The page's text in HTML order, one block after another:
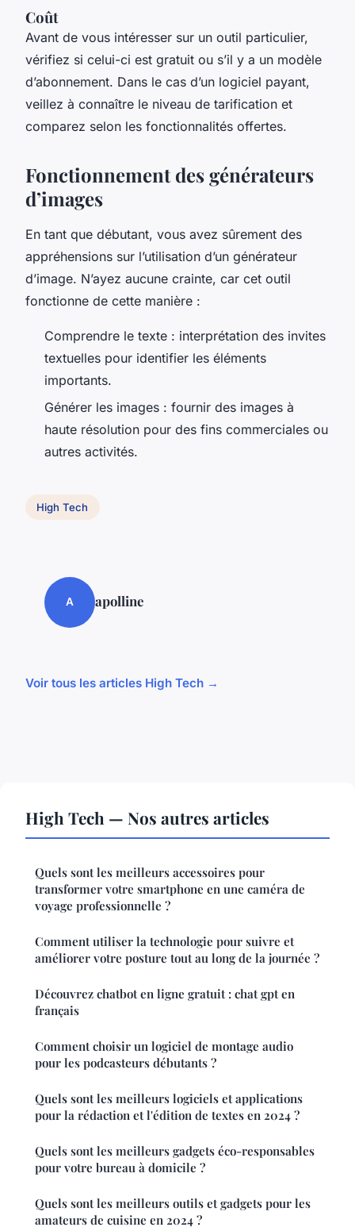
Coût
Avant de vous intéresser sur un outil particulier,
vérifiez si celui-ci est gratuit ou s’il y a un modèle
d’abonnement. Dans le cas d’un logiciel payant,
veillez à connaître le niveau de tarification et
comparez selon les fonctionnalités offertes.
Fonctionnement des générateurs
d’images
En tant que débutant, vous avez sûrement des
appréhensions sur l’utilisation d’un générateur
d’image. N’ayez aucune crainte, car cet outil
fonctionne de cette manière :
Comprendre le texte : interprétation des invites
textuelles pour identifier les éléments
importants.
Générer les images : fournir des images à
haute résolution pour des fins commerciales ou
autres activités.
High Tech
A apolline
Voir tous les articles High Tech →
High Tech — Nos autres articles
Quels sont les meilleurs accessoires pour
transformer votre smartphone en une caméra de
voyage professionnelle ?
Comment utiliser la technologie pour suivre et
améliorer votre posture tout au long de la journée ?
Découvrez chatbot en ligne gratuit : chat gpt en
français
Comment choisir un logiciel de montage audio
pour les podcasteurs débutants ?
Quels sont les meilleurs logiciels et applications
pour la rédaction et l'édition de textes en 2024 ?
Quels sont les meilleurs gadgets éco-responsables
pour votre bureau à domicile ?
Quels sont les meilleurs outils et gadgets pour les
amateurs de cuisine en 2024 ?